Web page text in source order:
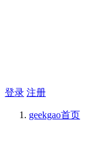
登录 注册
geekgao首页